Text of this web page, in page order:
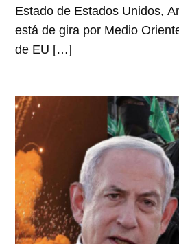
Estado de Estados Unidos,
está de gira por Medio
de EU […]